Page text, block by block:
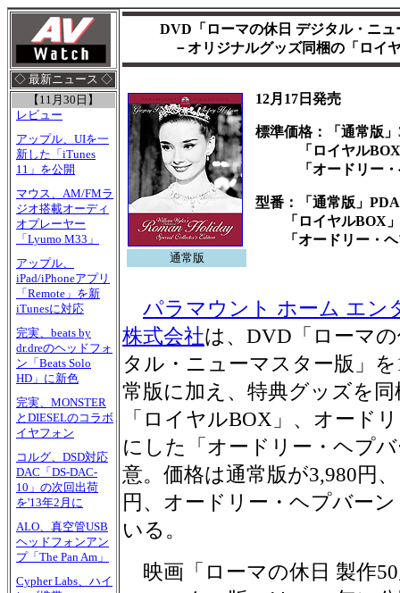
◇ 最新ニュース ◇
【11月30日】
レビュー
アップル、UIを一
新した「iTunes
11」を公開
マウス、AM/FMラ
ジオ搭載オーディ
オプレーヤー
「Lyumo M33」
アップル、
iPad/iPhoneアプリ
「Remote」を新
iTunesに対応
完実、beats by
dr.dreのヘッドフォ
ン「Beats Solo
HD」に新色
完実、MONSTER
とDIESELのコラボ
イヤフォン
コルグ、DSD対応
DAC「DS-DAC-
10」の次回出荷
を'13年2月に
ALO、真空管USB
ヘッドフォンアン
プ「The Pan Am」
Cypher Labs、ハイ
DVD「ローマの休日 デジタル・ニ
－オリジナルグッズ同梱の「ロイ
通常版
12月17日発売
標準価格：「通常版」
「ロイヤルBOX
「オードリー・ヘ
型番：「通常版」
「ロイヤルBOX」
「オードリー・ヘ
パラマウント ホーム エン
株式会社は、DVD「ローマ
タル・ニューマスター版」
常版に加え、特典グッズを
「ロイヤルBOX」、オード
にした「オードリー・ヘプ
意。価格は通常版が3,980円
円、オードリー・ヘプバー
いる。
映画「ローマの休日 製作